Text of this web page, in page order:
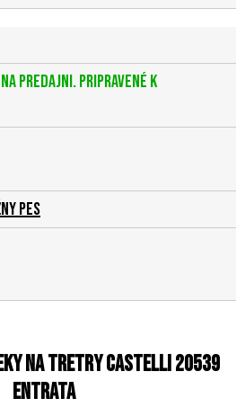
predajni. Pripravené k
pes
na tretry Castelli 20539
ENTRATA